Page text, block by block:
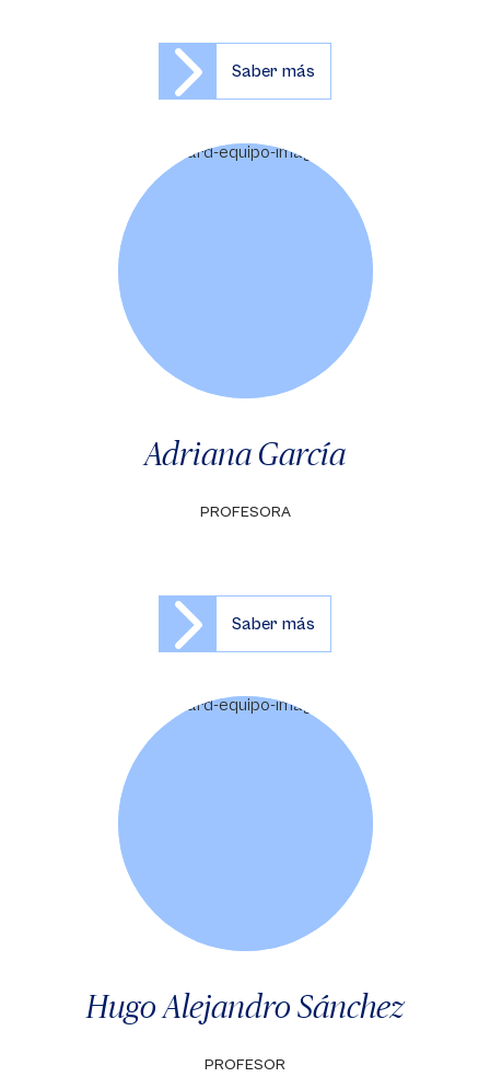
Saber más
Adriana García
PROFESORA
Saber más
Hugo Alejandro Sánchez
PROFESOR